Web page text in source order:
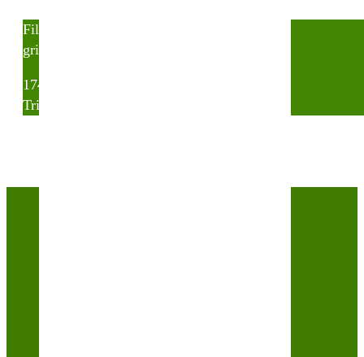
Filter
grid button
174 résultats affichés
Trier par